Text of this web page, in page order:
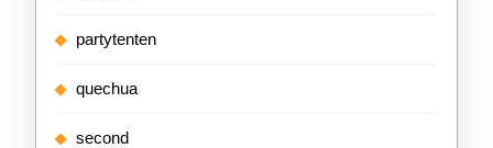
partytenten
quechua
second